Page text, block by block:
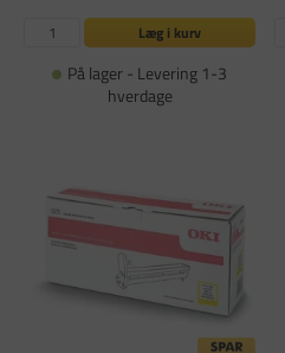
Læg i kurv
På lager - Levering 1-3
hverdage